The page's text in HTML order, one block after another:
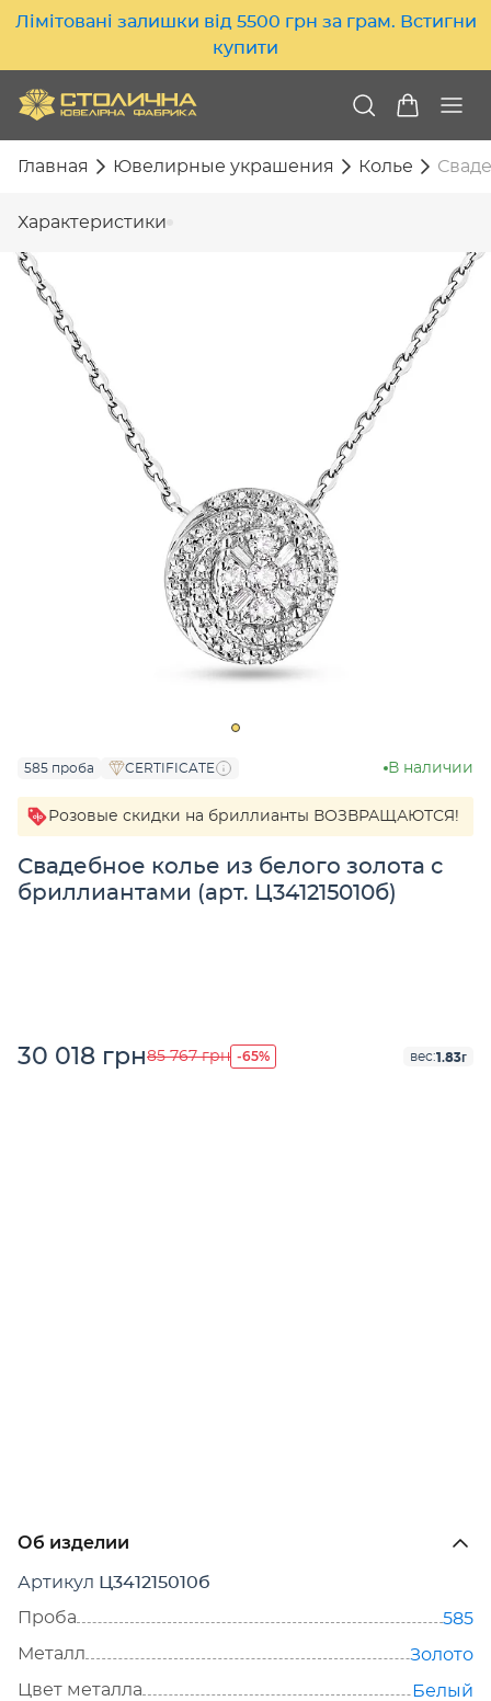
Лімітовані залишки від 5500 грн за грам. Встигни
купити
Главная Ювелирные украшения Колье
Характеристики
Об изделии
Артикул
Ц341215010б
Проба
585
Металл
Золото
Цвет металла
Белый
585 проба CERTIFICATE В наличии
Розовые скидки на бриллианты ВОЗВРАЩАЮТСЯ!
Свадебное колье из белого золота с
бриллиантами (арт. Ц341215010б)
30 018 грн85 767 грн -65% вес:1.83г